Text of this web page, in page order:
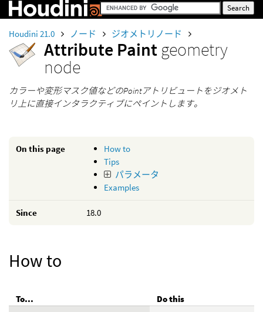
Houdini 21.0 ノード ジオメトリノード
Attribute Paint geometry
node
カラーや変形マスク値などのPointアトリビュートをジオメト
リ上に直接インタラクティブにペイントします。
On this page
How to
Tips
パラメータ
Examples
Since 18.0
How to
To...
Do this